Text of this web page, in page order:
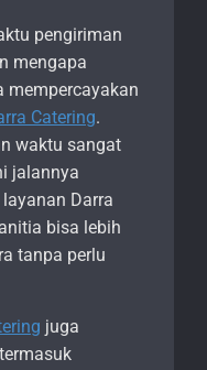
pengiriman
mengapa
mempercayakan
Catering.
waktu sangat
jalannya
Darra
bisa lebih
tanpa perlu
juga